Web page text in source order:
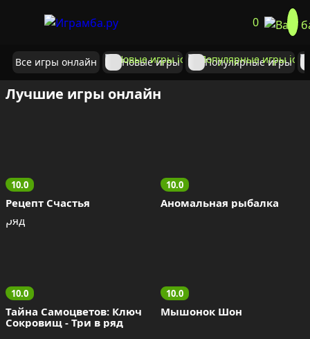
0
Все игры онлайн Новые игры Популярные игры
Лучшие игры онлайн
10.0
Рецепт Счастья
10.0
Аномальная рыбалка
10.0
Тайна Самоцветов: Ключ
Сокровищ - Три в ряд
10.0
Мышонок Шон